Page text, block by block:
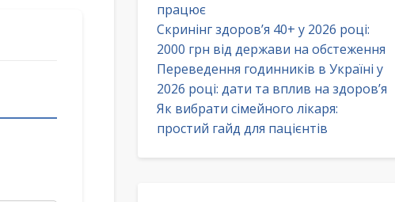
працює
Скринінг здоров’я 40+ у 2026 році:
2000 грн від держави на обстеження
Переведення годинників в Україні у
2026 році: дати та вплив на здоров’я
Як вибрати сімейного лікаря:
простий гайд для пацієнтів